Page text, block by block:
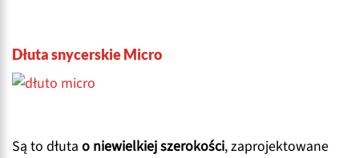
Dłuta snycerskie Micro
Są to dłuta o niewielkiej szerokości, zaprojektowane